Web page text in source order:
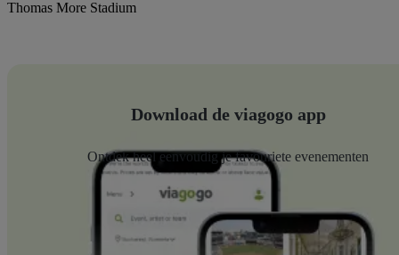
Thomas More Stadium
Download de viagogo app
Ontdek heel eenvoudig je favouriete evenementen